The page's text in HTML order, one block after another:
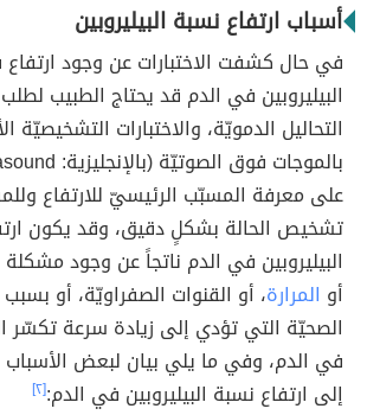
أسباب ارتفاع نسبة البيليروبين
في حال كشفت الاختبارات عن وجود
البيليروبين في الدم قد يحتاج الطبيب
التحاليل الدمويّة، والاختبارات التشخيصيّة
على معرفة المسبّب الرئيسيّ للارتفاع
تشخيص الحالة بشكلٍ دقيق، وقد يكون
البيليروبين في الدم ناتجاً عن وجود
أو المرارة، أو القنوات الصفراويّة، أو
الصحيّة التي تؤدي إلى زيادة سرعة تكسّر
في الدم، وفي ما يلي بيان لبعض
إلى ارتفاع نسبة البيليروبين في الدم:[٢]